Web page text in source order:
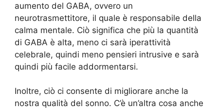
aumento del GABA, ovvero un
neurotrasmettitore, il quale è responsabile della
calma mentale. Ciò significa che più la quantità
di GABA è alta, meno ci sarà iperattività
celebrale, quindi meno pensieri intrusive e sarà
quindi più facile addormentarsi.
Inoltre, ciò ci consente di migliorare anche la
nostra qualità del sonno. C’è un’altra cosa anche